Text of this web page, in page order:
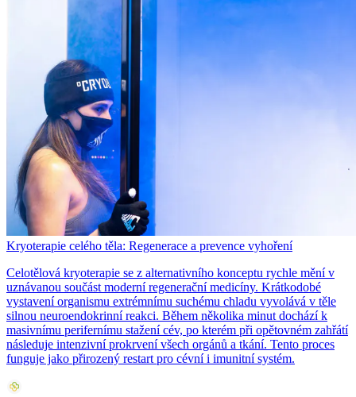
Kryoterapie celého těla: Regenerace a prevence vyhoření
Celotělová kryoterapie se z alternativního konceptu rychle mění v
uznávanou součást moderní regenerační medicíny. Krátkodobé
vystavení organismu extrémnímu suchému chladu vyvolává v těle
silnou neuroendokrinní reakci. Během několika minut dochází k
masivnímu perifernímu stažení cév, po kterém při opětovném zahřátí
následuje intenzivní prokrvení všech orgánů a tkání. Tento proces
funguje jako přirozený restart pro cévní i imunitní systém.